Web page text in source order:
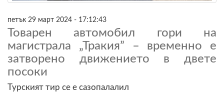
петък 29 март 2024 - 17:12:43
Товарен автомобил гори на
магистрала „Тракия” – временно е
затворено движението в двете
посоки
Турският тир се е сазопалалил